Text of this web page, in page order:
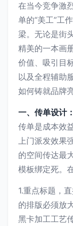
在当今竞争激
单的“美工”工
梁。无论是街
精美的一本画
价值、吸引目
以及全程辅助
如何铸就品牌亮
一、传单设计
传单是成本效
上门派发效果
的空间传达最
模板绑定死。
1.重点标题，
的排版必须放
黑卡加工工艺